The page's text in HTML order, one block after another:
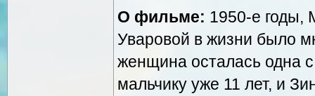
О фильме: 1950-е годы,
Уваровой в жизни было
женщина осталась одна
мальчику уже 11 лет, и